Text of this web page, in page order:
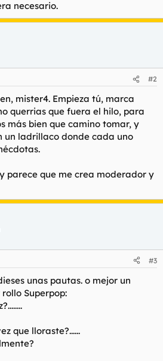
necesario.
#2
mister4. Empieza tú, marca
querrias que fuera el hilo, para
más bien que camino tomar, y
un ladrillaco donde cada uno
parece que me crea moderador y
#3
unas pautas. o mejor un
Superpop:
que lloraste?......